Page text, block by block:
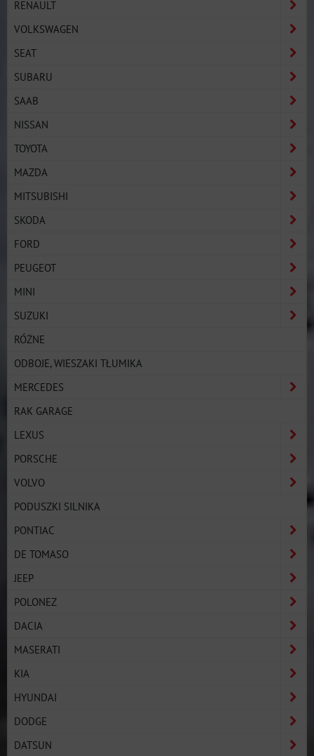
RENAULT
VOLKSWAGEN
SEAT
SUBARU
SAAB
NISSAN
TOYOTA
MAZDA
MITSUBISHI
SKODA
FORD
PEUGEOT
MINI
SUZUKI
RÓŻNE
ODBOJE, WIESZAKI TŁUMIKA
MERCEDES
RAK GARAGE
LEXUS
PORSCHE
VOLVO
PODUSZKI SILNIKA
PONTIAC
DE TOMASO
JEEP
POLONEZ
DACIA
MASERATI
KIA
HYUNDAI
DODGE
DATSUN